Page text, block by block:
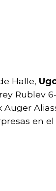
Halle,
Rublev
Auger
en